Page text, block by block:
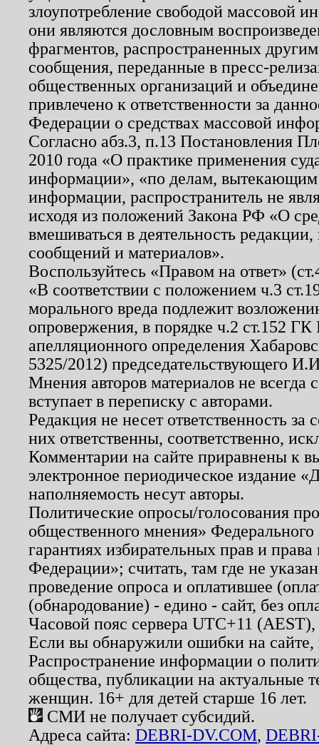
злоупотребление свободой массовой
они являются дословным
фрагментов, распространенных
сообщения, переданные в пресс-
общественных организаций и
привлечено к ответственности за
Федерации о средствах массовой
Согласно абз.3, п.13 Постановления
2010 года «О практике применения
информации», «по делам, вытекающим
информации, распространитель не
исходя из положений Закона РФ «О
вмешиваться в деятельность
сообщений и материалов».
Воспользуйтесь «Правом на ответ»
«В соответствии с положением ч.3
морального вреда подлежит
опровержения, в порядке ч.2 ст.152
апелляционного определения
5325/2012) председательствующего
Мнения авторов материалов не
вступает в переписку с авторами.
Редакция не несет ответственность
них ответственны, соответственно,
Комментарии на сайте приравнены к
электронное периодическое издание
наполняемость несут авторы.
Политические опросы/голосования
общественного мнения»
гарантиях избирательных прав и
Федерации»; считать, там где не
проведение опроса и оплатившее
(обнародование) - едино - сайт, без
Часовой пояс сервера UTC+11
Если вы обнаружили ошибки на
Распространение информации о
общества, публикации на актуальные
женщин. 16+ для детей старше 16 лет.
СМИ не получает субсидий.
Адреса сайта: DEBRI-DV.COM,